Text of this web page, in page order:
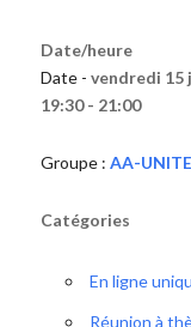
Date/heure
Date - vendredi 15
19:30 - 21:00
Groupe : AA-
Catégories
En ligne
Réunion à